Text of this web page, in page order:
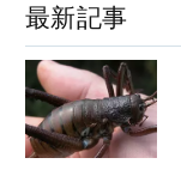
最新記事